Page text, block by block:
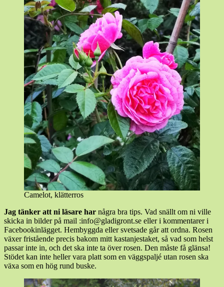
Camelot, klätterros
Jag tänker att ni läsare har några bra tips. Vad snällt om ni ville
skicka in bilder på mail :info@gladigront.se eller i kommentarer i
Facebookinlägget. Hembyggda eller svetsade går att ordna. Rosen
växer fristående precis bakom mitt kastanjestaket, så vad som helst
passar inte in, och det ska inte ta över rosen. Den måste få glänsa!
Stödet kan inte heller vara platt som en väggspaljé utan rosen ska
växa som en hög rund buske.